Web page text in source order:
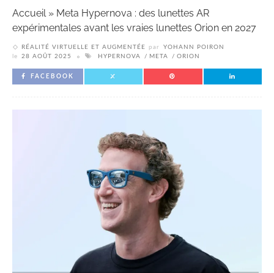
Accueil» Meta Hypernova : des lunettes AR
expérimentales avant les vraies lunettes Orion en 2027
RÉALITÉ VIRTUELLE ET AUGMENTÉE par
YOHANN POIRON
le
28 AOÛT 2025 HYPERNOVA META ORION
FACEBOOK